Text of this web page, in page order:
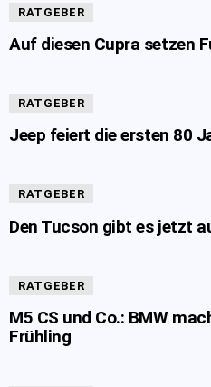
RATGEBER
Auf diesen Cupra setzen
RATGEBER
Jeep feiert die ersten 80
RATGEBER
Den Tucson gibt es jetzt
RATGEBER
M5 CS und Co.: BMW
Frühling